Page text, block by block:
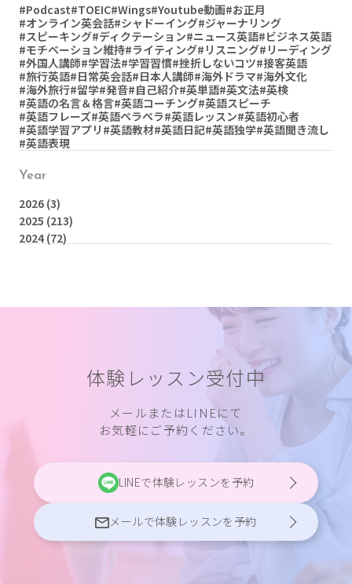
#Podcast#TOEIC#Wings#Youtube動画#お正月
#オンライン英会話#シャドーイング#ジャーナリング
#スピーキング#ディクテーション#ニュース英語#ビジネス英語
#モチベーション維持#ライティング#リスニング#リーディング
#外国人講師#学習法#学習習慣#挫折しないコツ#接客英語
#旅行英語#日常英会話#日本人講師#海外ドラマ#海外文化
#海外旅行#留学#発音#自己紹介#英単語#英文法#英検
#英語の名言＆格言#英語コーチング#英語スピーチ
#英語フレーズ#英語ペラペラ#英語レッスン#英語初心者
#英語学習アプリ #英語教材#英語日記#英語独学#英語聞き流し
#英語表現
Year
2026 (3)
2025 (213)
2024(72)
体験レッスン受付中
メールまたはLINEにて
お気軽にご予約ください。
LINEで体験レッスンを予約
メールで体験レッスンを予約